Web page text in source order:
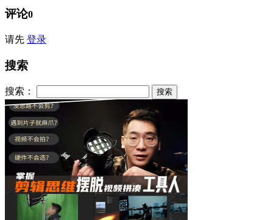
评论0
请先 登录
搜索
搜索：